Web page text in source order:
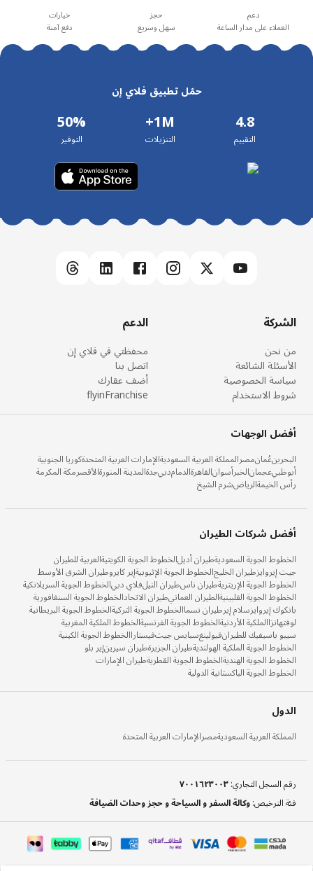
دعم
العملاء على مدار الساعة
حجز
سهل وسريع
خيارات
دفع آمنة
حمّل تطبيق فلاي إن
4.8
التقييم
1M+
التنزيلات
50%
التوفير
الشركة
من نحن
الأسئلة الشائعة
سياسة الخصوصية
شروط الاستخدام
الدعم
محفظتي في فلاي إن
اتصل بنا
أضف عقارك
flyinFranchise
أفضل الوجهات
البحرينعُمانمصرالمملكة العربية السعوديةالإمارات العربية المتحدةكوريا الجنوبية
أبوظبيعجمانالخبرأسوانالقاهرةالدمامدبيجدةالمدينة المنورةالأقصرمكة المكرمة
رأس الخيمةالرياضشرم الشيخ
أفضل شركات الطيران
الخطوط الجوية السعوديةطيران أديلالخطوط الجوية الكويتيةالعربية للطيران
جيت إيروايزطيران الخليجالخطوط الجوية الإثيوبيةإير كايروطيران الشرق الأوسط
الخطوط الجوية الإريتريةطيران ناسطيران النيلفلاي دبيالخطوط الجوية السريلانكية
الخطوط الجوية الفلبينيةالطيران العمانيطيران الاتحادالخطوط الجوية السنغافورية
بانكوك إيروايزسلام إيرطيران نسماالخطوط الجوية التركيةالخطوط الجوية البريطانية
لوفتهانزاالملكية الأردنيةالخطوط الجوية الفرنسيةالخطوط الملكية المغربية
سيبو باسيفيك للطيرانفيولينغسبايس جيتفيستاراالخطوط الجوية الكينية
الخطوط الجوية الملكية الهولنديةطيران الجزيرةطيران سيرينإير بلو
الخطوط الجوية الهنديةالخطوط الجوية القطريةطيران الإمارات
الخطوط الجوية الباكستانية الدولية
الدول
المملكة العربية السعوديةمصرالإمارات العربية المتحدة
رقم السجل التجاري:٧٠٠١٦٢٣٠٠٣
فئة الترخيص:وكالة السفر و السياحة و حجز وحدات الضيافة